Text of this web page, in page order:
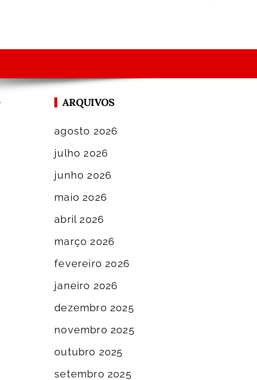
ARQUIVOS
agosto 2026
julho 2026
junho 2026
maio 2026
abril 2026
março 2026
fevereiro 2026
janeiro 2026
dezembro 2025
novembro 2025
outubro 2025
setembro 2025